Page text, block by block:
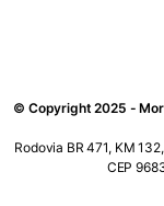
© Copyright 2025 -
Rodovia BR 471, KM
CEP